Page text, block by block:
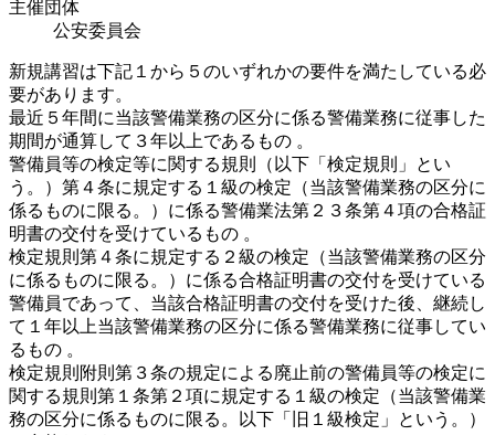
主催団体
公安委員会
新規講習は下記１から５のいずれかの要件を満たしている必
要があります。
最近５年間に当該警備業務の区分に係る警備業務に従事した
期間が通算して３年以上であるもの 。
警備員等の検定等に関する規則（以下「検定規則」とい
う。）第４条に規定する１級の検定（当該警備業務の区分に
係るものに限る。）に係る警備業法第２３条第４項の合格証
明書の交付を受けているもの 。
検定規則第４条に規定する２級の検定（当該警備業務の区分
に係るものに限る。）に係る合格証明書の交付を受けている
警備員であって、当該合格証明書の交付を受けた後、継続し
て１年以上当該警備業務の区分に係る警備業務に従事してい
るもの 。
検定規則附則第３条の規定による廃止前の警備員等の検定に
関する規則第１条第２項に規定する１級の検定（当該警備業
務の区分に係るものに限る。以下「旧１級検定」という。）